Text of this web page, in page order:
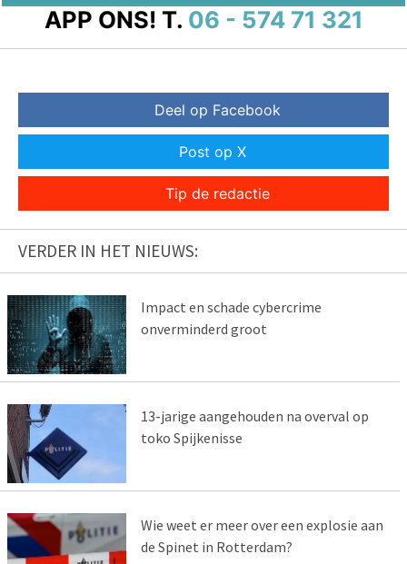
APP ONS! T. 06 - 574 71 321
Deel op Facebook
Post op X
Tip de redactie
VERDER IN HET NIEUWS:
Impact en schade cybercrime
onverminderd groot
13-jarige aangehouden na overval op
toko Spijkenisse
Wie weet er meer over een explosie aan
de Spinet in Rotterdam?